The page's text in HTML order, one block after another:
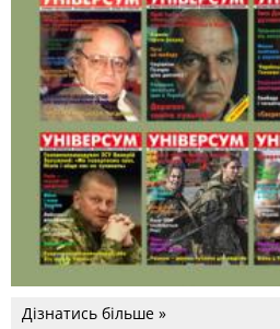
Дізнатись більше »